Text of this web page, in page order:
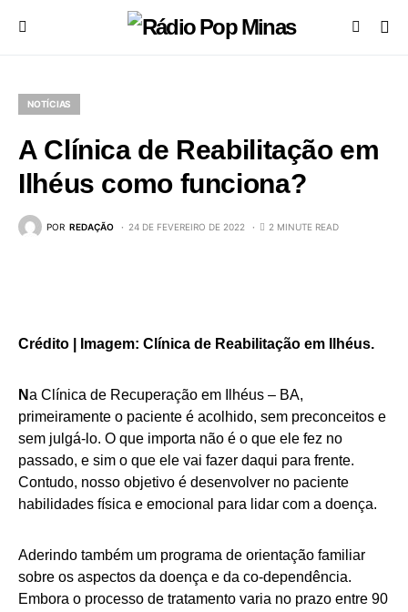
NOTÍCIAS
A Clínica de Reabilitação em
Ilhéus como funciona?
POR REDAÇÃO 24 DE FEVEREIRO DE 2022 2 MINUTE READ
Crédito | Imagem: Clínica de Reabilitação em Ilhéus.
Na Clínica de Recuperação em Ilhéus – BA,
primeiramente o paciente é acolhido, sem preconceitos e
sem julgá-lo. O que importa não é o que ele fez no
passado, e sim o que ele vai fazer daqui para frente.
Contudo, nosso objetivo é desenvolver no paciente
habilidades física e emocional para lidar com a doença.
Aderindo também um programa de orientação familiar
sobre os aspectos da doença e da co-dependência.
Embora o processo de tratamento varia no prazo entre 90